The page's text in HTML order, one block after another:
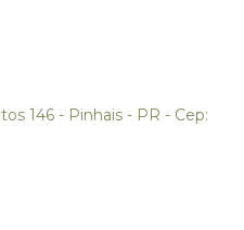
146 - Pinhais - PR - Cep: